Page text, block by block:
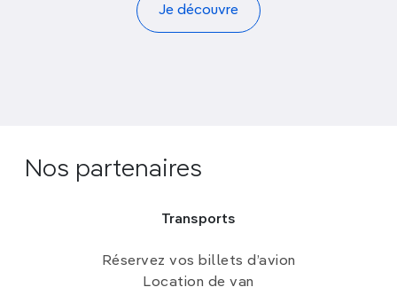
Je découvre
Nos partenaires
Transports
Réservez vos billets d’avion
Location de van